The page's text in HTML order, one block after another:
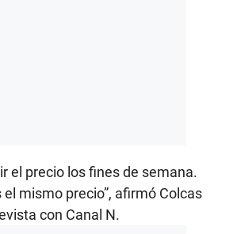
el precio los fines de semana.
mismo precio”, afirmó Colcas
con Canal N.